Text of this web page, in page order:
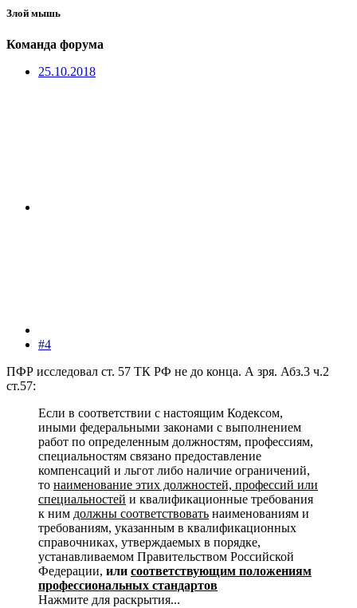
Злой мышь
Команда форума
25.10.2018
#4
ПФР исследовал ст. 57 ТК РФ не до конца. А зря. Абз.3 ч.2
ст.57:
Если в соответствии с настоящим Кодексом,
иными федеральными законами с выполнением
работ по определенным должностям, профессиям,
специальностям связано предоставление
компенсаций и льгот либо наличие ограничений,
то наименование этих должностей, профессий или
специальностей и квалификационные требования
к ним должны соответствовать наименованиям и
требованиям, указанным в квалификационных
справочниках, утверждаемых в порядке,
устанавливаемом Правительством Российской
Федерации, или соответствующим положениям
профессиональных стандартов
Нажмите для раскрытия...